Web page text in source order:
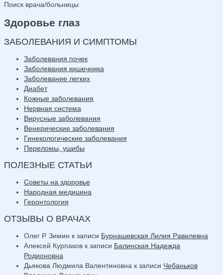
Поиск врача/больницы
Здоровье глаз
ЗАБОЛЕВАНИЯ И СИМПТОМЫ
Заболевания почек
Заболевания кишечника
Заболевание легких
Диабет
Кожные заболевания
Нервная система
Вирусные заболевания
Венерические заболевания
Гинекологические заболевания
Переломы, ушибы
ПОЛЕЗНЫЕ СТАТЬИ
Советы на здоровье
Народная медицина
Геронтология
ОТЗЫВЫ О ВРАЧАХ
Олег Р. Зимин к записи Бурнашевская Лилия Равилевна
Алексей Курпаков к записи Балинская Надежда
Родионовна
Дьякова Людмила Валентиновна к записи Чебаньков